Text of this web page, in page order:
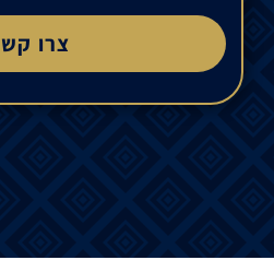
צרו